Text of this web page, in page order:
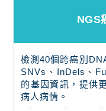
NGS
檢測40個跨癌別
SNVs、InDels、
的基因資訊，提供
病人病情。